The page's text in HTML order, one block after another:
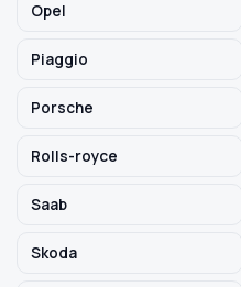
Opel
Piaggio
Porsche
Rolls-royce
Saab
Skoda